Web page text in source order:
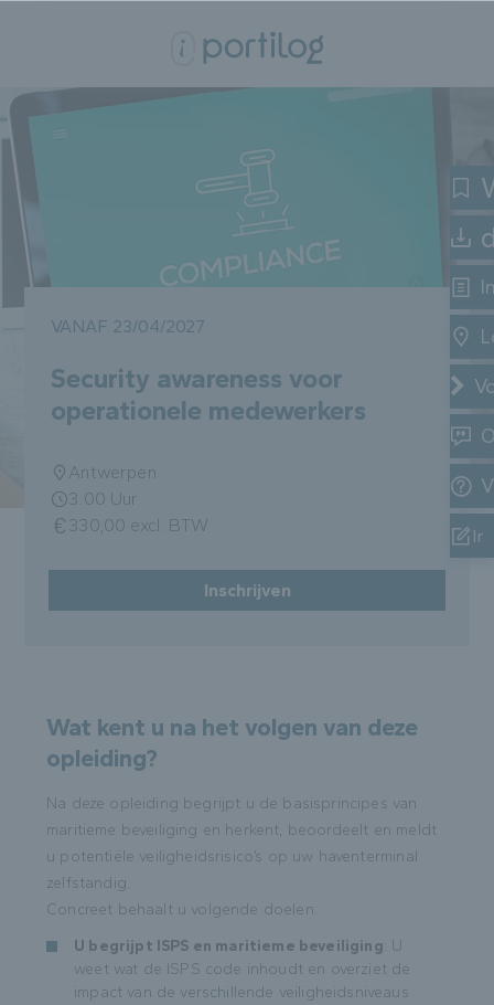
VANAF 23/04/2027
Security awareness voor
operationele medewerkers
Antwerpen
3.00 Uur
330,00 excl. BTW
Inschrijven
Wat kent u na het volgen van deze
opleiding?
Na deze opleiding begrijpt u de basisprincipes van
maritieme beveiliging en herkent, beoordeelt en meldt
u potentiële veiligheidsrisico’s op uw haventerminal
zelfstandig.
Concreet behaalt u volgende doelen:
U begrijpt ISPS en maritieme beveiliging : U
weet wat de ISPS code inhoudt en overziet de
impact van de verschillende veiligheidsniveaus